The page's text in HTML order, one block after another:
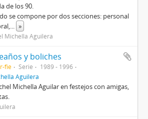
de los 90.
se compone por dos secciones: personal
... »
Michella Aguilera
y boliches
fie Serie
1989 - 1996
Aguilera
Michella Aguilar en festejos con amigas,